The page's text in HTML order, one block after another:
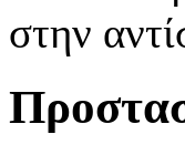
στην